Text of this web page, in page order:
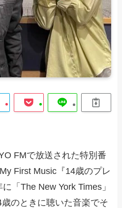
FMで放送された特別番
First Music『14歳のプレ
「The New York Times」
のときに聴いた音楽でそ